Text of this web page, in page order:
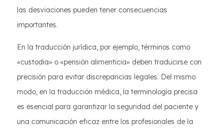
las desviaciones pueden tener consecuencias
importantes.
En la traducción jurídica, por ejemplo, términos como
«custodia» o «pensión alimenticia» deben traducirse con
precisión para evitar discrepancias legales. Del mismo
modo, en la traducción médica, la terminología precisa
es esencial para garantizar la seguridad del paciente y
una comunicación eficaz entre los profesionales de la